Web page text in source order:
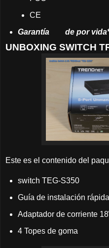
CE
Garantía
	de
por
UNBOXING SWITCH
Este es el contenido del
switch TEG-S350
Guía de instalación rápida
Adaptador de corriente
4 Topes de goma